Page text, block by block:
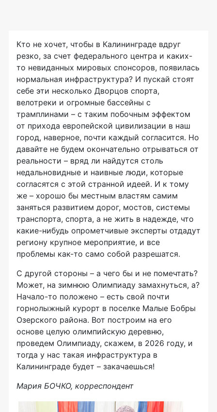
Кто не хочет, чтобы в Калининграде вдруг
резко, за счет федерального центра и каких-
то невиданных мировых спонсоров, появилась
нормальная инфраструктура? И пускай стоят
себе эти несколько Дворцов спорта,
велотреки и огромные бассейны с
трамплинами – с таким побочным эффектом
от прихода европейской цивилизации в наш
город, наверное, почти каждый согласится. Но
давайте не будем окончательно отрываться от
реальности – вряд ли найдутся столь
недальновидные и наивные люди, которые
согласятся с этой странной идеей. И к тому
же – хорошо бы местным властям самим
заняться развитием дорог, мостов, системы
транспорта, спорта, а не жить в надежде, что
какие-нибудь опрометчивые эксперты отдадут
региону крупное мероприятие, и все
проблемы как-то само собой разрешатся.
С другой стороны – а чего бы и не помечтать?
Может, на зимнюю Олимпиаду замахнуться, а?
Начало-то положено – есть свой почти
горнолыжный курорт в поселке Малые Бобры
Озерского района. Вот построим на его
основе целую олимпийскую деревню,
проведем Олимпиаду, скажем, в 2026 году, и
тогда у нас такая инфраструктура в
Калининграде будет – закачаешься!
Мария БОЧКО, корреспондент